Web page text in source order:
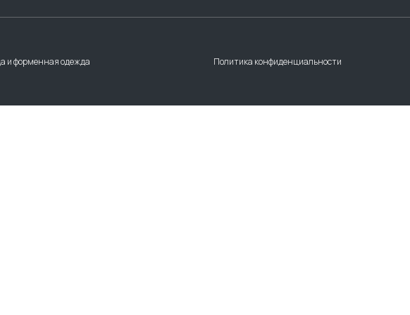
и форменная одежда Политика конфиденциальности